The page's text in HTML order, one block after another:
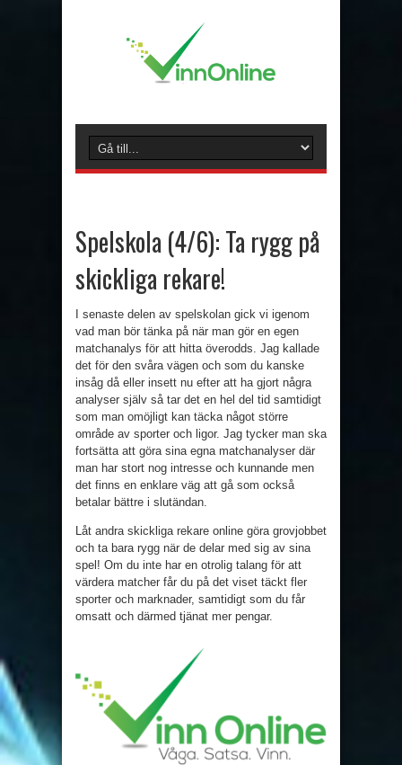
Spelskola (4/6): Ta rygg på
skickliga rekare!
I senaste delen av spelskolan gick vi igenom
vad man bör tänka på när man gör en egen
matchanalys för att hitta överodds. Jag kallade
det för den svåra vägen och som du kanske
insåg då eller insett nu efter att ha gjort några
analyser själv så tar det en hel del tid samtidigt
som man omöjligt kan täcka något större
område av sporter och ligor. Jag tycker man ska
fortsätta att göra sina egna matchanalyser där
man har stort nog intresse och kunnande men
det finns en enklare väg att gå som också
betalar bättre i slutändan.
Låt andra skickliga rekare online göra grovjobbet
och ta bara rygg när de delar med sig av sina
spel! Om du inte har en otrolig talang för att
värdera matcher får du på det viset täckt fler
sporter och marknader, samtidigt som du får
omsatt och därmed tjänat mer pengar.